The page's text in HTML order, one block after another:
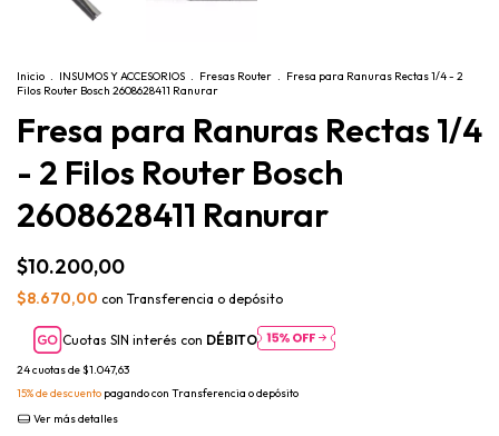
Inicio . INSUMOS Y ACCESORIOS . Fresas Router . Fresa para Ranuras Rectas 1/4 - 2
Filos Router Bosch 2608628411 Ranurar
Fresa para Ranuras Rectas 1/4
- 2 Filos Router Bosch
2608628411 Ranurar
$10.200,00
$8.670,00 con Transferencia o depósito
Cuotas SIN interés con DÉBITO
24cuotas de$1.047,63
15% de descuento pagando con Transferencia o depósito
Ver más detalles